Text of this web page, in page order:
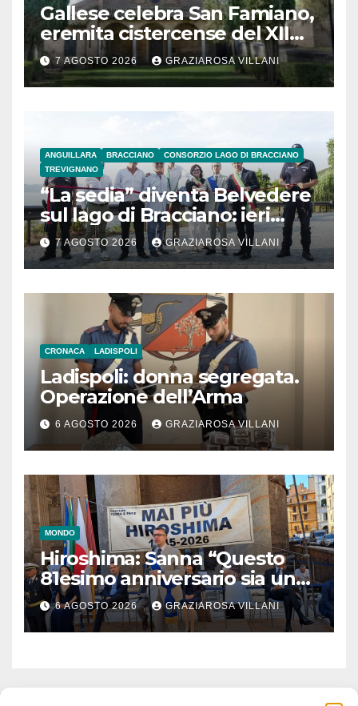
Gallese celebra San Famiano,
eremita cistercense del XII
secolo
7 AGOSTO 2026 GRAZIAROSA VILLANI
ANGUILLARA BRACCIANO
CONSORZIO LAGO DI BRACCIANO
TREVIGNANO
“La sedia” diventa Belvedere
sul lago di Bracciano: ieri
l’inaugurazione
7 AGOSTO 2026 GRAZIAROSA VILLANI
CRONACA LADISPOLI
Ladispoli: donna segregata.
Operazione dell’Arma
6 AGOSTO 2026 GRAZIAROSA VILLANI
MONDO
Hiroshima: Sanna “Questo
81esimo anniversario sia un
monito per tutti”
6 AGOSTO 2026 GRAZIAROSA VILLANI